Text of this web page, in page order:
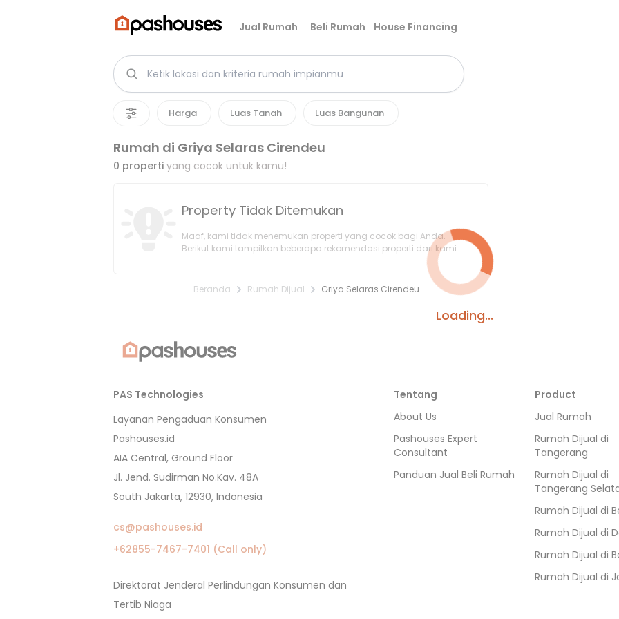
Jual Rumah Beli Rumah House Financing
Harga Luas Tanah Luas Bangunan
Loading...
Rumah di Griya Selaras Cirendeu
0 properti yang cocok untuk kamu!
Property Tidak Ditemukan
Maaf, kami tidak menemukan properti yang cocok bagi Anda.
Berikut kami tampilkan beberapa rekomendasi properti dari kami.
Beranda Rumah Dijual Griya Selaras Cirendeu
PAS Technologies
Layanan Pengaduan Konsumen
Pashouses.id
AIA Central, Ground Floor
Jl. Jend. Sudirman No.Kav. 48A
South Jakarta, 12930, Indonesia
cs@pashouses.id
+62855-7467-7401 (Call only)
Direktorat Jenderal Perlindungan Konsumen dan
Tertib Niaga
Tentang
About Us
Pashouses Expert
Consultant
Panduan Jual Beli Rumah
Product
Jual Rumah
Rumah Dijual di
Tangerang
Rumah Dijual di
Tangerang
Rumah Dijual di
Rumah Dijual di
Rumah Dijual di
Rumah Dijual di